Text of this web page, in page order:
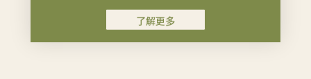
了解更多